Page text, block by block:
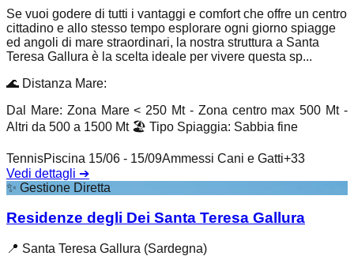
Se vuoi godere di tutti i vantaggi e comfort che offre un centro
cittadino e allo stesso tempo esplorare ogni giorno spiagge
ed angoli di mare straordinari, la nostra struttura a Santa
Teresa Gallura è la scelta ideale per vivere questa sp...
🌊 Distanza Mare:
Dal Mare: Zona Mare < 250 Mt - Zona centro max 500 Mt -
Altri da 500 a 1500 Mt 🏖️ Tipo Spiaggia: Sabbia fine
TennisPiscina 15/06 - 15/09Ammessi Cani e Gatti+33
Vedi dettagli ➔
✨ Gestione Diretta
Residenze degli Dei Santa Teresa Gallura
📍 Santa Teresa Gallura (Sardegna)